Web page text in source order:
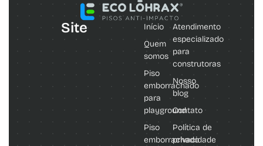
Site
Início
Quem
somos
Piso
emborrachado
para
playground
Piso
emborrachado
Atendimento
especializado
para
construtoras
Nosso
blog
Contato
Política de
privacidade